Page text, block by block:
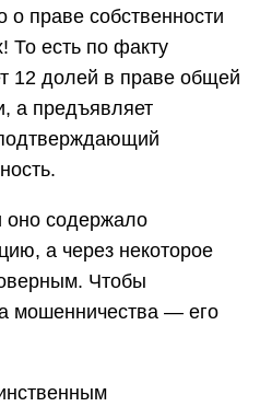
о праве собственности
То есть по факту
12 долей в праве общей
а предъявляет
оно содержало
а через некоторое
Чтобы
мошенничества — его